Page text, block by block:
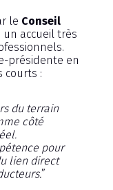
le Conseil
un accueil très
présidente en
courts :
du terrain
côté
pour
lien direct
”